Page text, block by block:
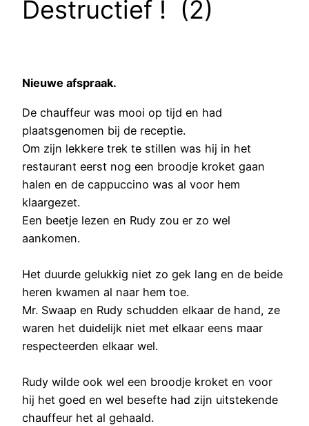
Destructief ! (2)
Nieuwe afspraak.
De chauffeur was mooi op tijd en had
plaatsgenomen bij de receptie.
Om zijn lekkere trek te stillen was hij in het
restaurant eerst nog een broodje kroket gaan
halen en de cappuccino was al voor hem
klaargezet.
Een beetje lezen en Rudy zou er zo wel
aankomen.
Het duurde gelukkig niet zo gek lang en de beide
heren kwamen al naar hem toe.
Mr. Swaap en Rudy schudden elkaar de hand, ze
waren het duidelijk niet met elkaar eens maar
respecteerden elkaar wel.
Rudy wilde ook wel een broodje kroket en voor
hij het goed en wel besefte had zijn uitstekende
chauffeur het al gehaald.